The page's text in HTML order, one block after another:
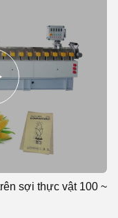
sợi thực vật 100 ~